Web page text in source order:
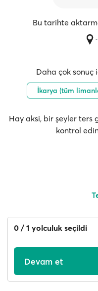
Bu tarihte
Daha çok sonuç
İkarya (tüm
Hay aksi, bir şeyler ters
kontrol
0 / 1 yolculuk seçildi
Devam et